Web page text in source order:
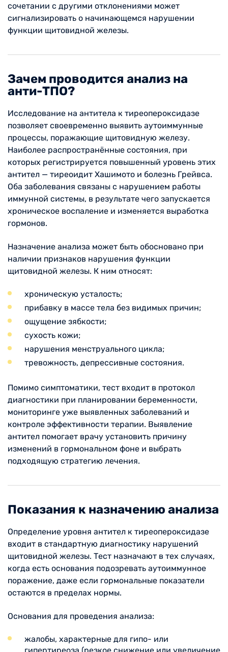
сочетании с другими отклонениями может
сигнализировать о начинающемся нарушении
функции щитовидной железы.
Зачем проводится анализ на
анти-ТПО?
Исследование на антитела к тиреопероксидазе
позволяет своевременно выявить аутоиммунные
процессы, поражающие щитовидную железу.
Наиболее распространённые состояния, при
которых регистрируется повышенный уровень этих
антител — тиреоидит Хашимото и болезнь Грейвса.
Оба заболевания связаны с нарушением работы
иммунной системы, в результате чего запускается
хроническое воспаление и изменяется выработка
гормонов.
Назначение анализа может быть обосновано при
наличии признаков нарушения функции
щитовидной железы. К ним относят:
хроническую усталость;
прибавку в массе тела без видимых причин;
ощущение зябкости;
сухость кожи;
нарушения менструального цикла;
тревожность, депрессивные состояния.
Помимо симптоматики, тест входит в протокол
диагностики при планировании беременности,
мониторинге уже выявленных заболеваний и
контроле эффективности терапии. Выявление
антител помогает врачу установить причину
изменений в гормональном фоне и выбрать
подходящую стратегию лечения.
Показания к назначению анализа
Определение уровня антител к тиреопероксидазе
входит в стандартную диагностику нарушений
щитовидной железы. Тест назначают в тех случаях,
когда есть основания подозревать аутоиммунное
поражение, даже если гормональные показатели
остаются в пределах нормы.
Основания для проведения анализа:
жалобы, характерные для гипо- или
гипертиреоза (резкое снижение или увеличение